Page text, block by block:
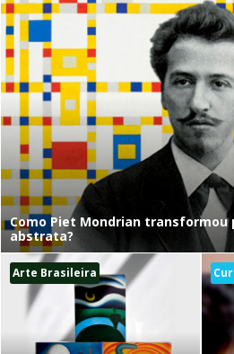
Como Piet Mondrian transformou
abstrata?
Arte Brasileira